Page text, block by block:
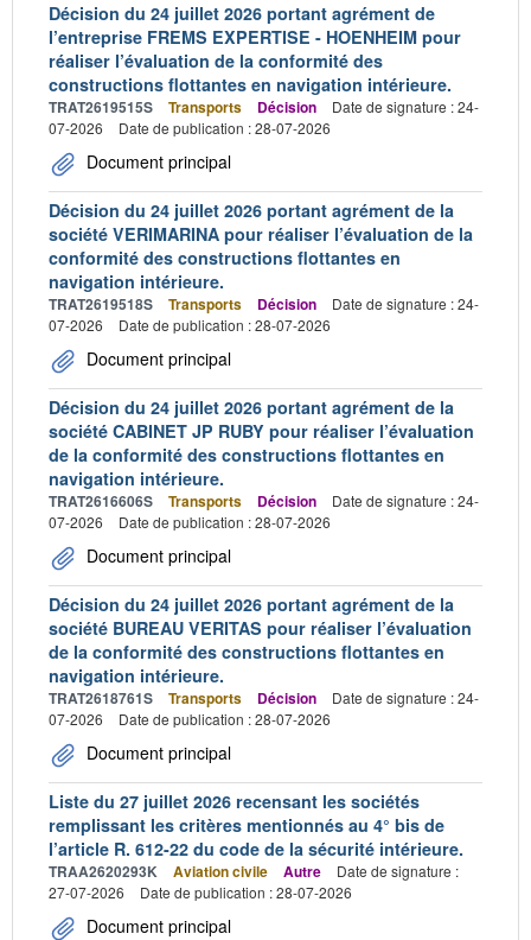
Décision du 24 juillet 2026 portant agrément de
l’entreprise FREMS EXPERTISE - HOENHEIM pour
réaliser l’évaluation de la conformité des
constructions flottantes en navigation intérieure.
TRAT2619515S Transports Décision
Date de signature : 24-
07-2026
Date de publication : 28-07-2026
Document principal
Décision du 24 juillet 2026 portant agrément de la
société VERIMARINA pour réaliser l’évaluation de la
conformité des constructions flottantes en
navigation intérieure.
TRAT2619518S Transports Décision
Date de signature : 24-
07-2026
Date de publication : 28-07-2026
Document principal
Décision du 24 juillet 2026 portant agrément de la
société CABINET JP RUBY pour réaliser l’évaluation
de la conformité des constructions flottantes en
navigation intérieure.
TRAT2616606S Transports Décision
Date de signature : 24-
07-2026
Date de publication : 28-07-2026
Document principal
Décision du 24 juillet 2026 portant agrément de la
société BUREAU VERITAS pour réaliser l’évaluation
de la conformité des constructions flottantes en
navigation intérieure.
TRAT2618761S Transports Décision
Date de signature : 24-
07-2026
Date de publication : 28-07-2026
Document principal
Liste du 27 juillet 2026 recensant les sociétés
remplissant les critères mentionnés au 4° bis de
l’article R. 612-22 du code de la sécurité intérieure.
TRAA2620293K Aviation civile Autre
Date de signature :
27-07-2026
Date de publication : 28-07-2026
Document principal